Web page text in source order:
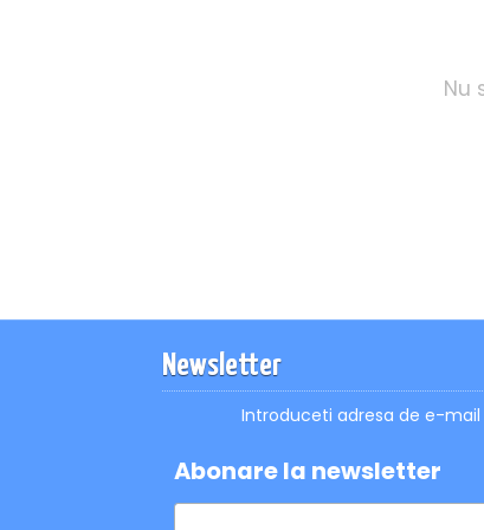
Nu
Newsletter
Introduceti adresa de e-mail
Abonare la newsletter